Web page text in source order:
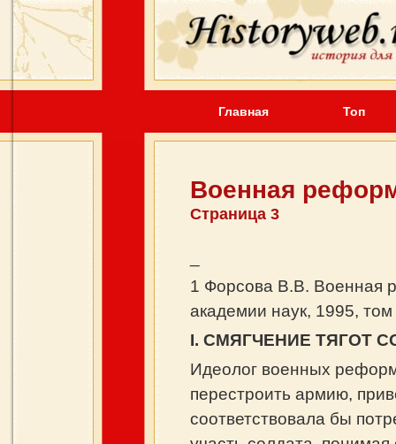
Главная Топ
Военная
Страница 3
1 Форсова В.В. Военная
академии наук, 1995,
I. СМЯГЧЕНИЕ ТЯГОТ
Идеолог военных
перестроить армию,
соответствовала бы